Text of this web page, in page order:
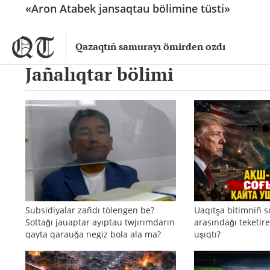
Qazaqtıñ samurayı ömirden ozdı
«Aron Atabek jansaqtau bölimine tüsti»
Jañalıqtar bölimi
Subsidiyalar zañdı tölengen be?
Sottağı jauaptar ayıptau twjırımdarın
qayta qarauğa negiz bola ala ma?
Uaqıtşa bitimniñ
arasındağı
uşıqtı?